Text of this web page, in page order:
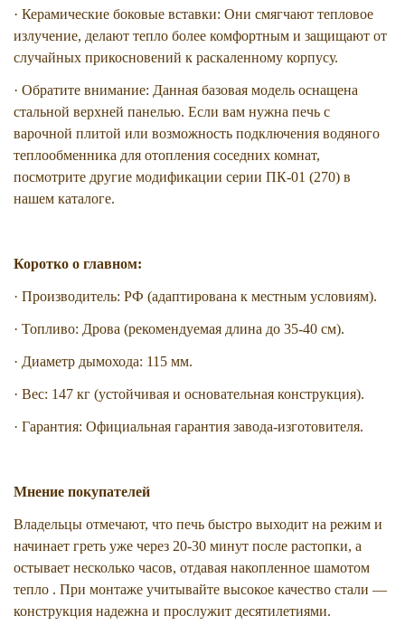
· Керамические боковые вставки: Они смягчают тепловое
излучение, делают тепло более комфортным и защищают от
случайных прикосновений к раскаленному корпусу.
· Обратите внимание: Данная базовая модель оснащена
стальной верхней панелью. Если вам нужна печь с
варочной плитой или возможность подключения водяного
теплообменника для отопления соседних комнат,
посмотрите другие модификации серии ПК-01 (270) в
нашем каталоге.
Коротко о главном:
· Производитель: РФ (адаптирована к местным условиям).
· Топливо: Дрова (рекомендуемая длина до 35-40 см).
· Диаметр дымохода: 115 мм.
· Вес: 147 кг (устойчивая и основательная конструкция).
· Гарантия: Официальная гарантия завода-изготовителя.
Мнение покупателей
Владельцы отмечают, что печь быстро выходит на режим и
начинает греть уже через 20-30 минут после растопки, а
остывает несколько часов, отдавая накопленное шамотом
тепло . При монтаже учитывайте высокое качество стали —
конструкция надежна и прослужит десятилетиями.